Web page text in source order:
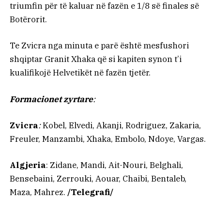
triumfin për të kaluar në fazën e 1/8 së finales së
Botërorit.
Te Zvicra nga minuta e parë është mesfushori
shqiptar Granit Xhaka që si kapiten synon t’i
kualifikojë Helvetikët në fazën tjetër.
Formacionet zyrtare:
Zvicra:Kobel, Elvedi, Akanji, Rodriguez, Zakaria,
Freuler, Manzambi, Xhaka, Embolo, Ndoye, Vargas.
Algjeria: Zidane, Mandi, Ait-Nouri, Belghali,
Bensebaini, Zerrouki, Aouar, Chaibi, Bentaleb,
Maza, Mahrez. /Telegrafi/